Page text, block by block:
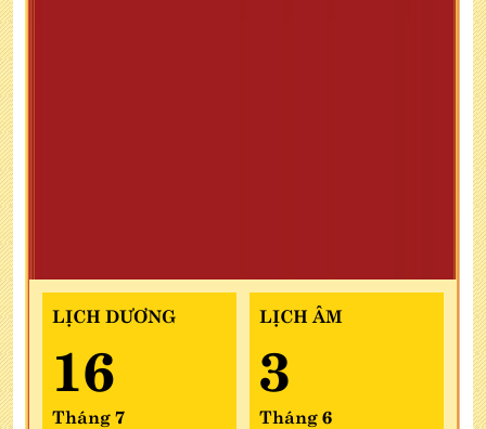
LỊCH DƯƠNG
16
Tháng 7
LỊCH ÂM
3
Tháng 6